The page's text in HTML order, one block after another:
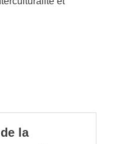
la